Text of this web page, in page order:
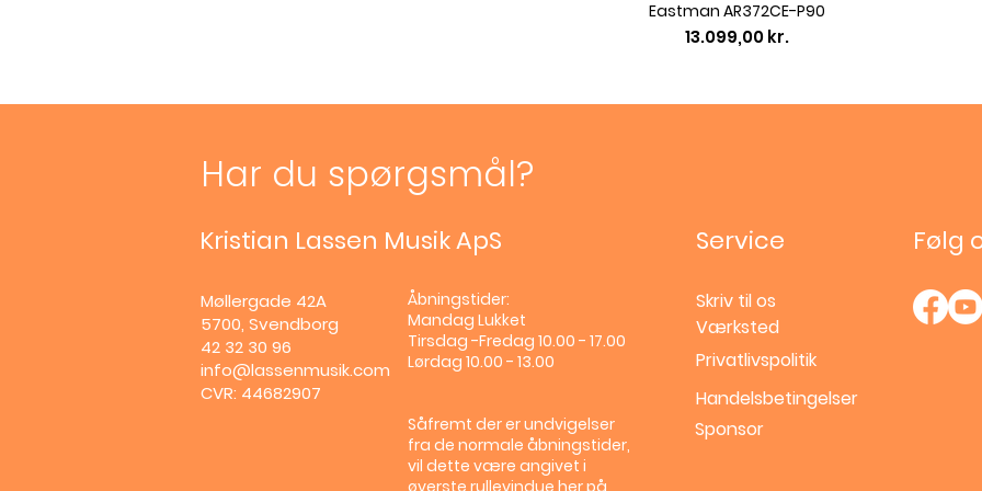
Eastman AR372CE-P90
Pris
13.099,00 kr.
Har du spørgsmål?
Kristian Lassen Musik ApS
Møllergade 42A
5700, Svendborg
42 32 30 96
info@lassenmusik.com
CVR: 44682907
Åbningstider:
Mandag Lukket
Tirsdag -Fredag 10.00 - 17.00
Lørdag 10.00 - 13.00
Såfremt der er undvigelser
fra de normale åbningstider,
vil dette være angivet i
øverste rullevindue her på
Service
Skriv til os
Værksted
Følg
Privatlivspolitik
Handelsbetingelser
Sponsor